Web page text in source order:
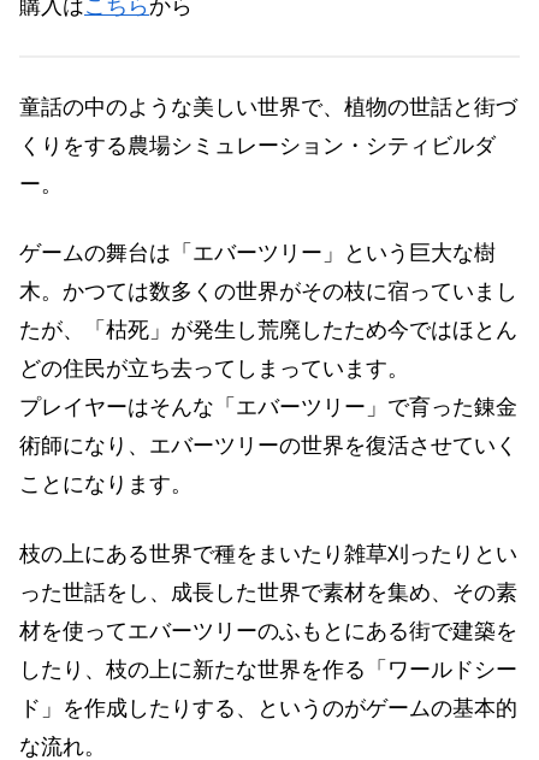
購入はこちらから
童話の中のような美しい世界で、植物の世話と街づ
くりをする農場シミュレーション・シティビルダ
ー。
ゲームの舞台は「エバーツリー」という巨大な樹
木。かつては数多くの世界がその枝に宿っていまし
たが、「枯死」が発生し荒廃したため今ではほとん
どの住民が立ち去ってしまっています。
プレイヤーはそんな「エバーツリー」で育った錬金
術師になり、エバーツリーの世界を復活させていく
ことになります。
枝の上にある世界で種をまいたり雑草刈ったりとい
った世話をし、成長した世界で素材を集め、その素
材を使ってエバーツリーのふもとにある街で建築を
したり、枝の上に新たな世界を作る「ワールドシー
ド」を作成したりする、というのがゲームの基本的
な流れ。